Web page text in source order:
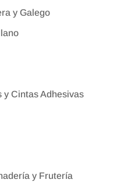
y Galego
y Cintas Adhesivas
y Frutería